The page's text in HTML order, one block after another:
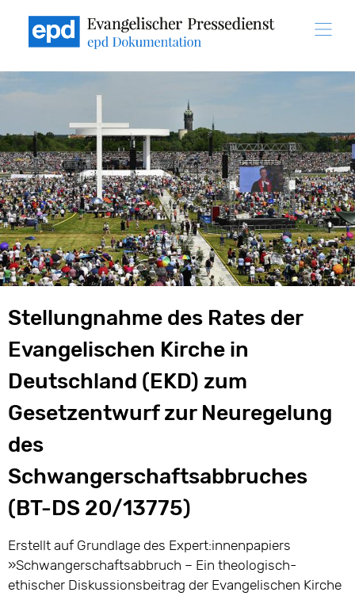
zum
Stellungnahme des Rates der
Evangelischen Kirche in
Deutschland (EKD) zum
Gesetzentwurf zur Neuregelung
des
Schwangerschaftsabbruches
(BT-DS 20/13775)
Erstellt auf Grundlage des Expert:innenpapiers
»Schwangerschaftsabbruch – Ein theologisch-
ethischer Diskussionsbeitrag der Evangelischen Kirche